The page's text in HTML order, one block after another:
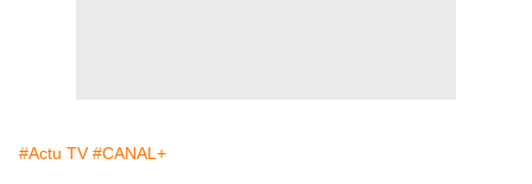
#Actu TV #CANAL+